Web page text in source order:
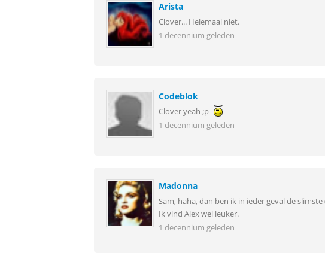
Arista
Clover... Helemaal niet.
1 decennium geleden
Codeblok
Clover yeah ;p
1 decennium geleden
Madonna
Sam, haha, dan ben ik in ieder geval de slimste
Ik vind Alex wel leuker.
1 decennium geleden